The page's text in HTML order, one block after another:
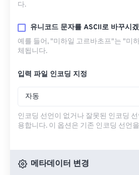
다.
유니코드 문자를 ASCII로 바꾸시
예를 들어, "미하일 고르바초프"는 "미
체됩니다.
입력 파일 인코딩 지정
자동
인코딩 선언이 없거나 잘못된 인코딩
용합니다. 이 옵션은 기존 인코딩 선언
메타데이터 변경